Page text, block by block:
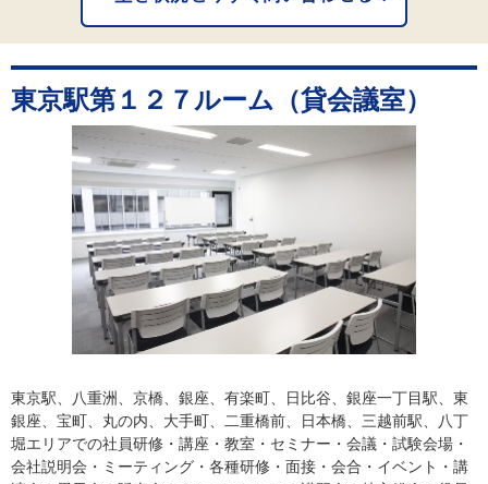
東京駅第１２７ルーム（貸会議室）
東京駅、八重洲、京橋、銀座、有楽町、日比谷、銀座一丁目駅、東
銀座、宝町、丸の内、大手町、二重橋前、日本橋、三越前駅、八丁
堀エリアでの社員研修・講座・教室・セミナー・会議・試験会場・
会社説明会・ミーティング・各種研修・面接・会合・イベント・講